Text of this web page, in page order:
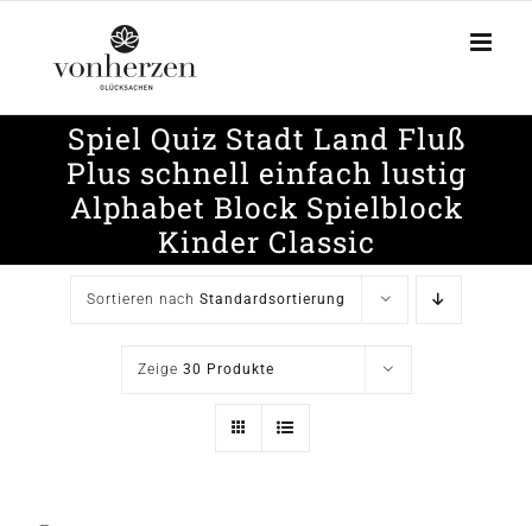
springen
Spiel Quiz Stadt Land Fluß
Plus schnell einfach lustig
Alphabet Block Spielblock
Kinder Classic
Sortieren nach Standardsortierung
Zeige 30 Produkte